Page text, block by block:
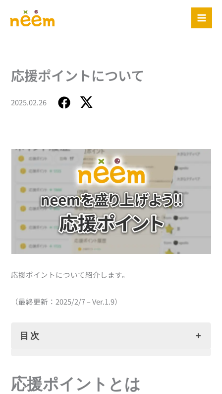
応援ポイントについて
2025.02.26
応援ポイントについて紹介します。
（最終更新：2025/2/7 – Ver.1.9）
目次
応援ポイントの管理（PC版）
応援ポイントページ
応援ポイントとは